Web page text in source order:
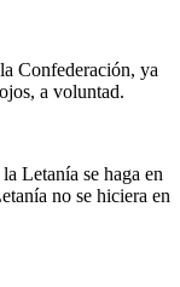
Confederación, ya
a voluntad.
Letanía se haga en
no se hiciera en